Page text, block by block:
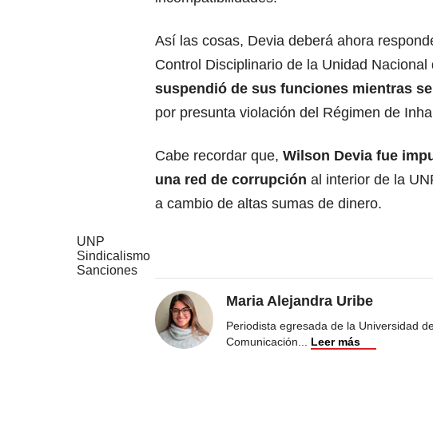
Así las cosas, Devia deberá ahora
Control Disciplinario de la Unidad
suspendió de sus funciones mientras
por presunta violación del Régimen de
Cabe recordar que, Wilson Devia fue
una red de corrupción al interior de la
a cambio de altas sumas de dinero.
UNP
Sindicalismo
Sanciones
Maria Alejandra Uribe
Periodista egresada de la Universidad
Comunicación
Leer más